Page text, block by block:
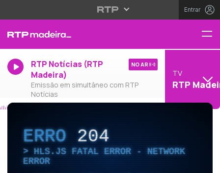
Entrar
RTP Notícias (RTP
Madeira)
Emissão em simultâneo com RTP
Notícias
NO AR
TV
RTP
ERRO204
HLS.JS FATAL ERROR - NETWORK
ERROR